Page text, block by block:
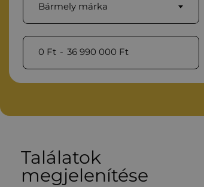
Bármely márka
0 Ft - 36 990 000 Ft
Találatok
megjelenítése